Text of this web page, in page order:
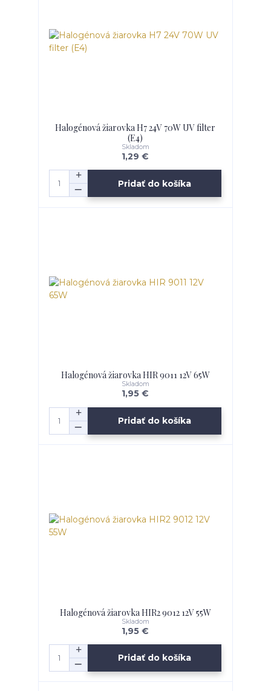
Halogénová žiarovka H7 24V 70W UV filter
(E4)
1,29 €
Skladom
Pridať do košíka
Halogénová žiarovka HIR 9011 12V 65W
1,95 €
Skladom
Pridať do košíka
Halogénová žiarovka HIR2 9012 12V 55W
1,95 €
Skladom
Pridať do košíka